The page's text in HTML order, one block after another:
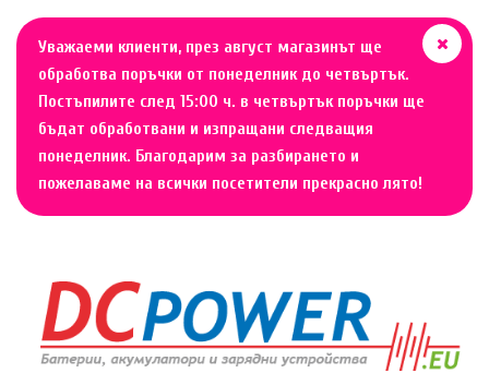
Уважаеми клиенти, през август магазинът ще
обработва поръчки от понеделник до четвъртък.
Постъпилите след 15:00 ч. в четвъртък поръчки ще
бъдат обработвани и изпращани следващия
понеделник. Благодарим за разбирането и
пожелаваме на всички посетители прекрасно лято!